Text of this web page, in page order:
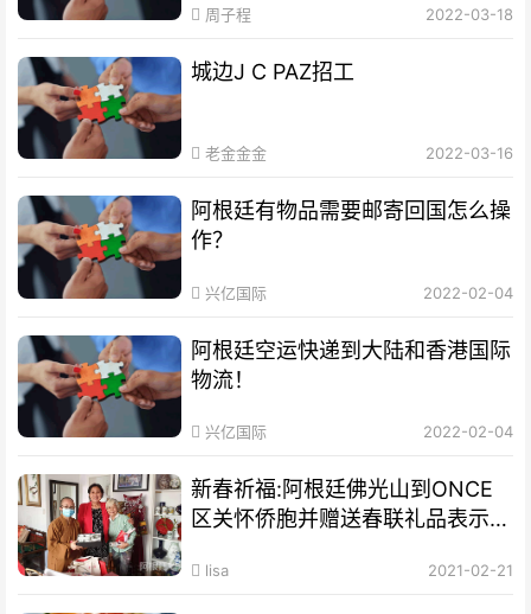
周子程 2022-03-18
城边J C PAZ招工
老金金金 2022-03-16
阿根廷有物品需要邮寄回国怎么操
作？
兴亿国际 2022-02-04
阿根廷空运快递到大陆和香港国际
物流！
兴亿国际 2022-02-04
新春祈福:阿根廷佛光山到ONCE
区关怀侨胞并赠送春联礼品表示祝
lisa 2021-02-21